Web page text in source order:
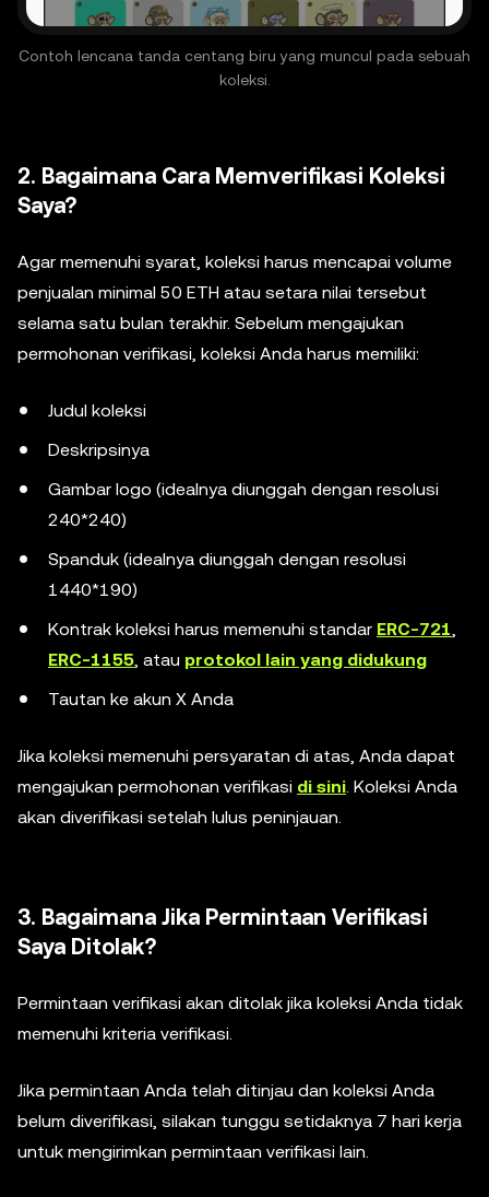
Contoh lencana tanda centang biru yang muncul pada sebuah
koleksi.
2. Bagaimana Cara Memverifikasi Koleksi
Saya?
Agar memenuhi syarat, koleksi harus mencapai volume
penjualan minimal 50 ETH atau setara nilai tersebut
selama satu bulan terakhir. Sebelum mengajukan
permohonan verifikasi, koleksi Anda harus memiliki:
Judul koleksi
Deskripsinya
Gambar logo (idealnya diunggah dengan resolusi
240*240)
Spanduk (idealnya diunggah dengan resolusi
1440*190)
Kontrak koleksi harus memenuhi standar ERC-721
ERC-1155 , atau protokol lain yang didukung
Tautan ke akun X Anda
Jika koleksi memenuhi persyaratan di atas, Anda dapat
mengajukan permohonan verifikasi di sini . Koleksi Anda
akan diverifikasi setelah lulus peninjauan.
3. Bagaimana Jika Permintaan Verifikasi
Saya Ditolak?
Permintaan verifikasi akan ditolak jika koleksi Anda tidak
memenuhi kriteria verifikasi.
Jika permintaan Anda telah ditinjau dan koleksi Anda
belum diverifikasi, silakan tunggu setidaknya 7 hari kerja
untuk mengirimkan permintaan verifikasi lain.